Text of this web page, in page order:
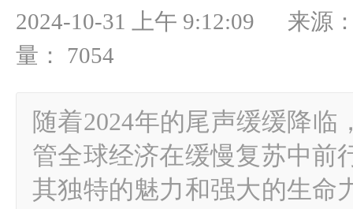
2024-10-31 上午 9:12:09 来
量： 7054
随着2024年的尾声缓缓降
管全球经济在缓慢复苏中前
其独特的魅力和强大的生命